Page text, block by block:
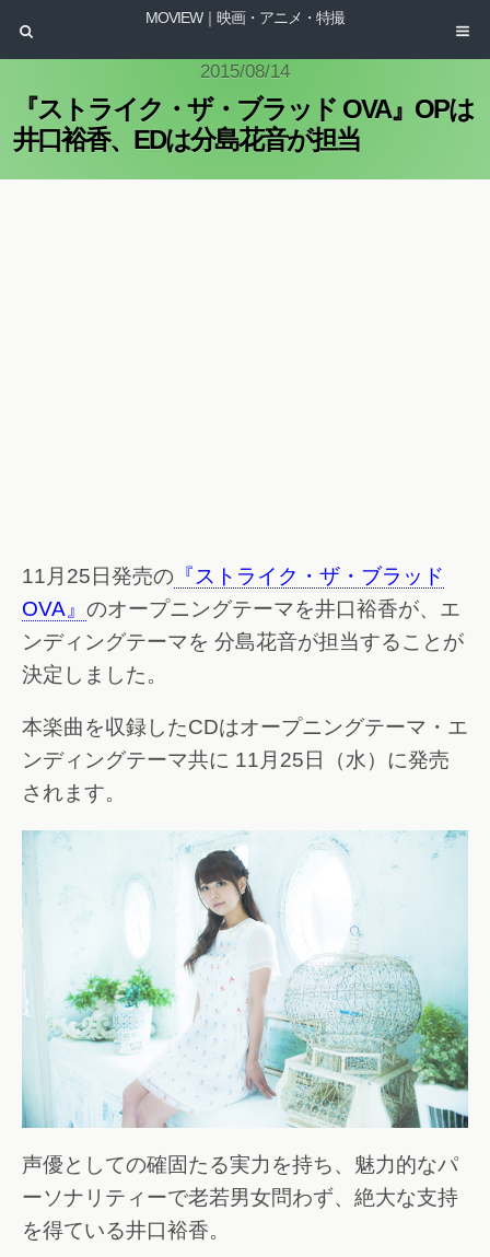
MOVIEW｜映画・アニメ・特撮
2015/08/14
『ストライク・ザ・ブラッド OVA』OPは
井口裕香、EDは分島花音が担当
11月25日発売の 『ストライク・ザ・ブラッド
OVA』 のオープニングテーマを井口裕香が、エ
ンディングテーマを 分島花音が担当することが
決定しました。
本楽曲を収録したCDはオープニングテーマ・エ
ンディングテーマ共に 11月25日（水）に発売
されます。
声優としての確固たる実力を持ち、魅力的なパ
ーソナリティーで老若男女問わず、絶大な支持
を得ている井口裕香。